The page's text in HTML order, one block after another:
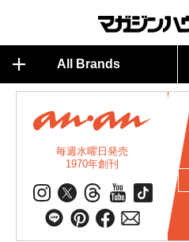
All Brands
毎週水曜日発売
1970年創刊